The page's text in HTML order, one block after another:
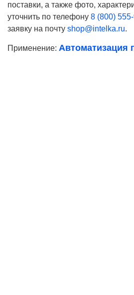
поставки, а также фото,
уточнить по телефону 8 (800)
заявку на почту shop@intelka.ru.
Применение: Автоматизация
Ваше имя